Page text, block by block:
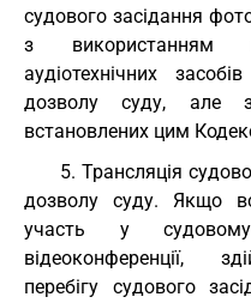
судового засідання
з використанням
аудіотехнічних
дозволу суду, але
встановлених цим
5. Трансляція
дозволу суду. Якщо
участь у
відеоконференції,
перебігу судового